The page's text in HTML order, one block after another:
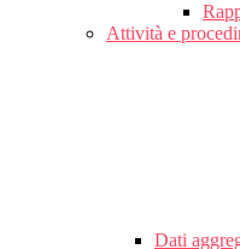
Attività e
Dati